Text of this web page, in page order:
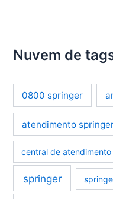
Nuvem de
0800 springer
atendimento
central de
springer